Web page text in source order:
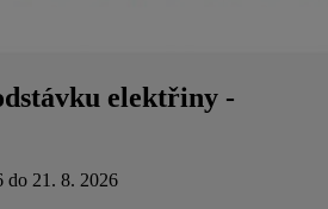
elektřiny -
do 21. 8. 2026